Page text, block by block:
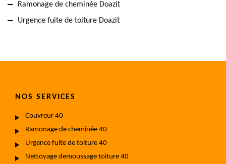
Ramonage de cheminée Doazit
Urgence fuite de toiture Doazit
NOS SERVICES
Couvreur 40
Ramonage de cheminée 40
Urgence fuite de toiture 40
Nettoyage demoussage toiture 40